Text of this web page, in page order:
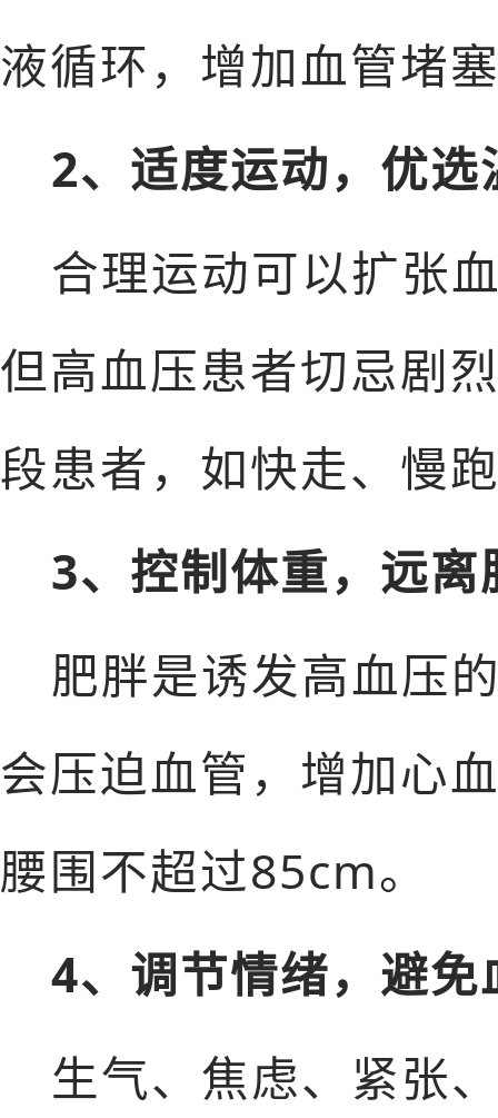
液循环，增加血管堵
2、适度运动，优
合理运动可以扩张
但高血压患者切忌剧
段患者，如快走、慢
3、控制体重，远离
肥胖是诱发高血压
会压迫血管，增加心
腰围不超过85cm。
4、调节情绪，避免
生气、焦虑、紧张